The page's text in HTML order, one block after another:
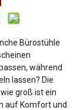
Bürostühle
während
lassen? Die
groß ist ein
auf Komfort und